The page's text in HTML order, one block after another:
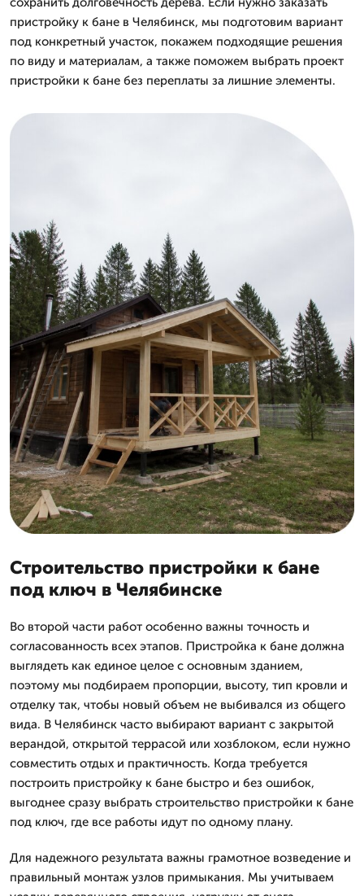
пристройку к бане в Челябинск, мы подготовим вариант
под конкретный участок, покажем подходящие решения
по виду и материалам, а также поможем выбрать проект
пристройки к бане без переплаты за лишние элементы.
Строительство пристройки к бане
под ключ в Челябинске
Во второй части работ особенно важны точность и
согласованность всех этапов. Пристройка к бане должна
выглядеть как единое целое с основным зданием,
поэтому мы подбираем пропорции, высоту, тип кровли и
отделку так, чтобы новый объем не выбивался из общего
вида. В Челябинск часто выбирают вариант с закрытой
верандой, открытой террасой или хозблоком, если нужно
совместить отдых и практичность. Когда требуется
построить пристройку к бане быстро и без ошибок,
выгоднее сразу выбрать строительство пристройки к бане
под ключ, где все работы идут по одному плану.
Для надежного результата важны грамотное возведение и
правильный монтаж узлов примыкания. Мы учитываем